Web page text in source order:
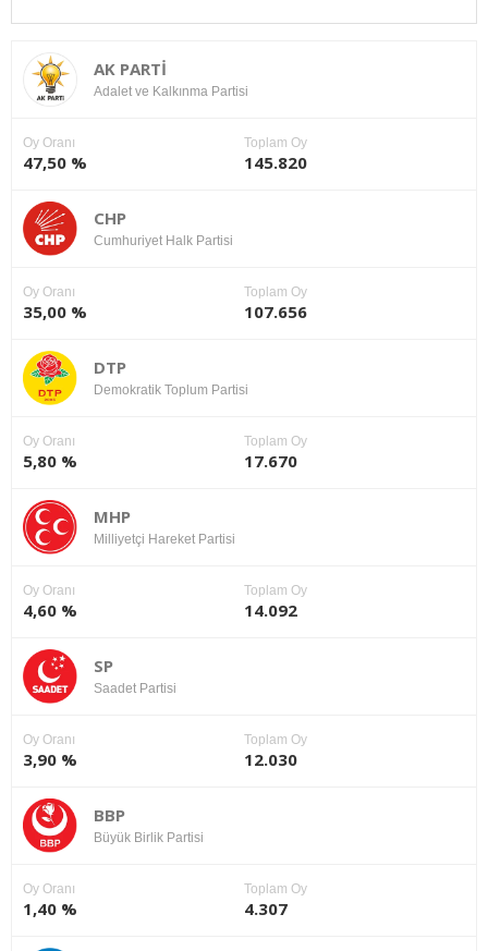
AK PARTİ
Adalet ve Kalkınma Partisi
Oy Oranı
47,50 %
Toplam Oy
145.820
CHP
Cumhuriyet Halk Partisi
Oy Oranı
35,00 %
Toplam Oy
107.656
DTP
Demokratik Toplum Partisi
Oy Oranı
5,80 %
Toplam Oy
17.670
MHP
Milliyetçi Hareket Partisi
Oy Oranı
4,60 %
Toplam Oy
14.092
SP
Saadet Partisi
Oy Oranı
3,90 %
Toplam Oy
12.030
BBP
Büyük Birlik Partisi
Oy Oranı
1,40 %
Toplam Oy
4.307